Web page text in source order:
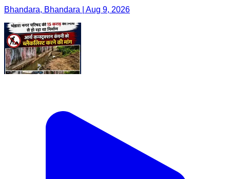
Bhandara, Bhandara | Aug 9, 2026